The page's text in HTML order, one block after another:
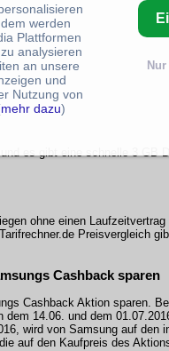
ohne einen Laufzeitvertrag
Preisvergleich
Cashback sparen
Cashback Aktion sparen.
14.06. und dem
wird von Samsung auf den
auf den Kaufpreis des
werden
Plattformen
analysieren
an unsere
und
Nutzung von
mehr dazu)